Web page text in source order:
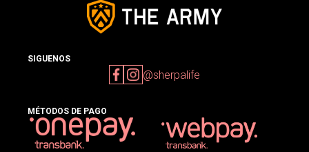
SIGUENOS
@sherpalife
MÉTODOS DE PAGO